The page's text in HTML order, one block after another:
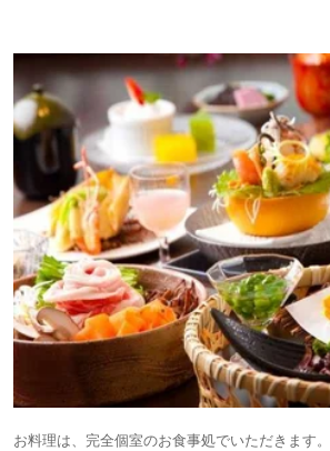
お料理は、完全個室のお食事処でいただきます